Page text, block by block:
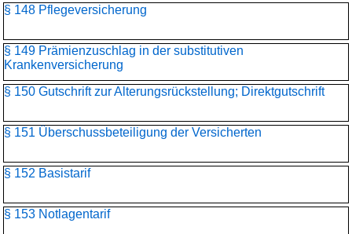
§ 148 Pflegeversicherung
§ 149 Prämienzuschlag in der substitutiven
Krankenversicherung
§ 150 Gutschrift zur Alterungsrückstellung; Direktgutschrift
§ 151 Überschussbeteiligung der Versicherten
§ 152 Basistarif
§ 153 Notlagentarif